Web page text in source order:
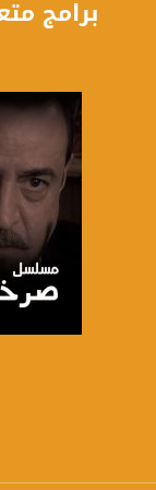
تويتر:
musawachannel
يوتيوب:
feed
بينترست:
musawachannel
‫#‏فلسطين_٤٨‬
برامج